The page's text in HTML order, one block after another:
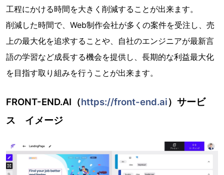
工程にかける時間を大きく削減することが出来ます。
削減した時間で、Web制作会社が多くの案件を受注し、売
上の最大化を追求することや、自社のエンジニアが最新言
語の学習など成長する機会を提供し、長期的な利益最大化
を目指す取り組みを行うことが出来ます。
FRONT-END.AI（https://front-end.ai）サービ
ス イメージ